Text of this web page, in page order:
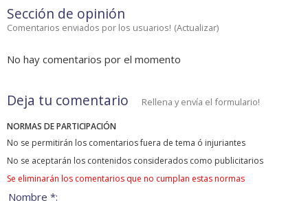
Sección de opinión
Comentarios enviados por los usuarios! (Actualizar)
No hay comentarios por el momento
Deja tu comentario Rellena y envía el formulario!
NORMAS DE PARTICIPACIÓN
No se permitirán los comentarios fuera de tema ó injuriantes
No se aceptarán los contenidos considerados como publicitarios
Se eliminarán los comentarios que no cumplan estas normas
Nombre *: